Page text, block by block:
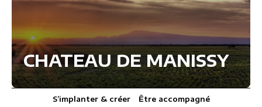
CHATEAU DE MANISSY
S’implanter & créer
Être accompagné